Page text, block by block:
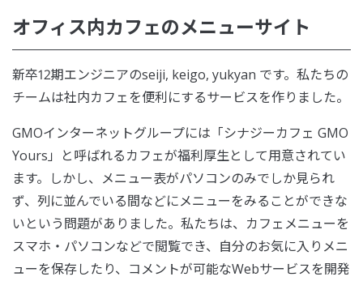
オフィス内カフェのメニューサイト
新卒12期エンジニアのseiji, keigo, yukyan です。私たちの
チームは社内カフェを便利にするサービスを作りました。
GMOインターネットグループには「シナジーカフェ GMO
Yours」と呼ばれるカフェが福利厚生として用意されてい
ます。しかし、メニュー表がパソコンのみでしか見られ
ず、列に並んでいる間などにメニューをみることができな
いという問題がありました。私たちは、カフェメニューを
スマホ・パソコンなどで閲覧でき、自分のお気に入りメニ
ューを保存したり、コメントが可能なWebサービスを開発